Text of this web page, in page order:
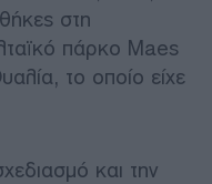
στη
πάρκο Maes
το οποίο είχε
και την